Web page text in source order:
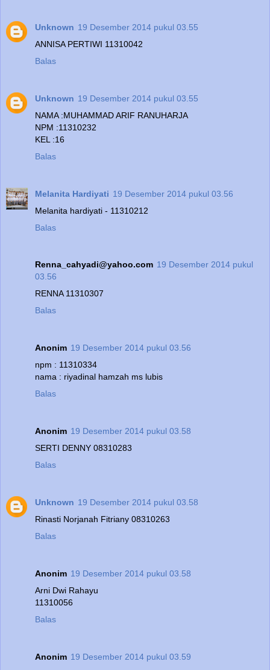
Unknown 19 Desember 2014 pukul 03.55
ANNISA PERTIWI 11310042
Balas
Unknown 19 Desember 2014 pukul 03.55
NAMA :MUHAMMAD ARIF RANUHARJA
NPM :11310232
KEL :16
Balas
Melanita Hardiyati 19 Desember 2014 pukul 03.56
Melanita hardiyati - 11310212
Balas
Renna_cahyadi@yahoo.com 19 Desember 2014 pukul
03.56
RENNA 11310307
Balas
Anonim 19 Desember 2014 pukul 03.56
npm : 11310334
nama : riyadinal hamzah ms lubis
Balas
Anonim 19 Desember 2014 pukul 03.58
SERTI DENNY 08310283
Balas
Unknown 19 Desember 2014 pukul 03.58
Rinasti Norjanah Fitriany 08310263
Balas
Anonim 19 Desember 2014 pukul 03.58
Arni Dwi Rahayu
11310056
Balas
Anonim 19 Desember 2014 pukul 03.59